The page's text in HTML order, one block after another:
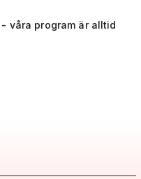
våra program är alltid